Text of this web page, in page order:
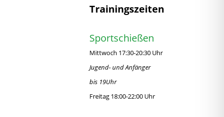
Trainingszeiten
Sportschießen
Mittwoch 17:30-20:30 Uhr
Jugend- und Anfänger
bis 19Uhr
Freitag 18:00-22:00 Uhr